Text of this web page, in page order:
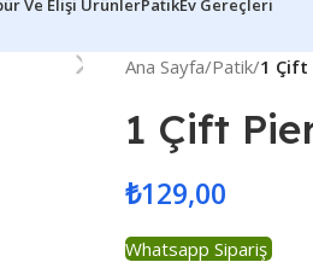
Ve Elişi ÜrünlerPatikEv Gereçleri
Ana Sayfa/Patik/1 Çift
1 Çift
₺129,00
Whatsapp Sipariş